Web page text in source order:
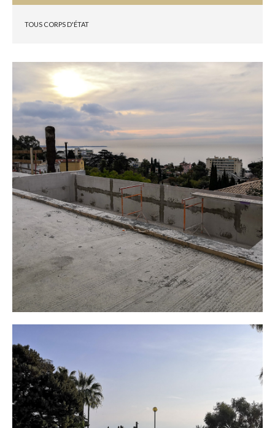
TOUS CORPS D'ÉTAT
CONSTRUCTION PISCINE À DÉBORDEMENT CANNES